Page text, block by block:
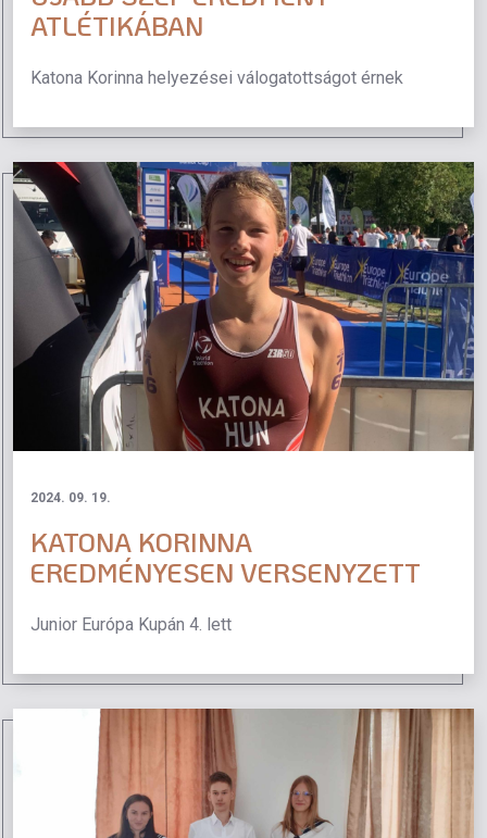
ATLÉTIKÁBAN
Katona Korinna helyezései válogatottságot érnek
2024. 09. 19.
KATONA KORINNA
EREDMÉNYESEN VERSENYZETT
Junior Európa Kupán 4. lett